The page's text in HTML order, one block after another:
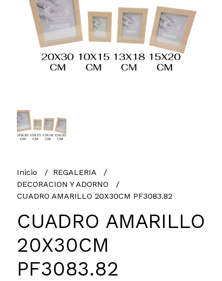
Inicio
REGALERIA
DECORACION Y ADORNO
CUADRO AMARILLO 20X30CM PF3083.82
CUADRO AMARILLO
20X30CM
PF3083.82